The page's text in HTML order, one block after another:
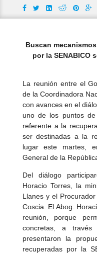
Buscan
por la SENABICO
La reunión entre el
de la Coordinadora
con avances en el
uno de los puntos de
referente a la
ser destinadas a la
lugar este martes,
General de la
Del diálogo
Horacio Torres, la
Llanes y el
Coscia. El Abog.
reunión, porque
concretas, a través
presentaron la
recuperadas por la